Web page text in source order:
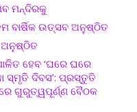
ମନ୍ଦିରକୁ
ବାର୍ଷିକ ଉତ୍ସବ ଅନୁଷ୍ଠିତ
ଅନୁଷ୍ଠିତ
ହେବ ‘ଘରେ ଘରେ
ସ୍ମୃତି ଦିବସ’: ପ୍ରସ୍ତୁତି
ଗୁରୁତ୍ୱପୂର୍ଣ୍ଣ ବୈଠକ